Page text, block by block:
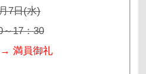
7日(水)
～17：30
→ 満員御礼